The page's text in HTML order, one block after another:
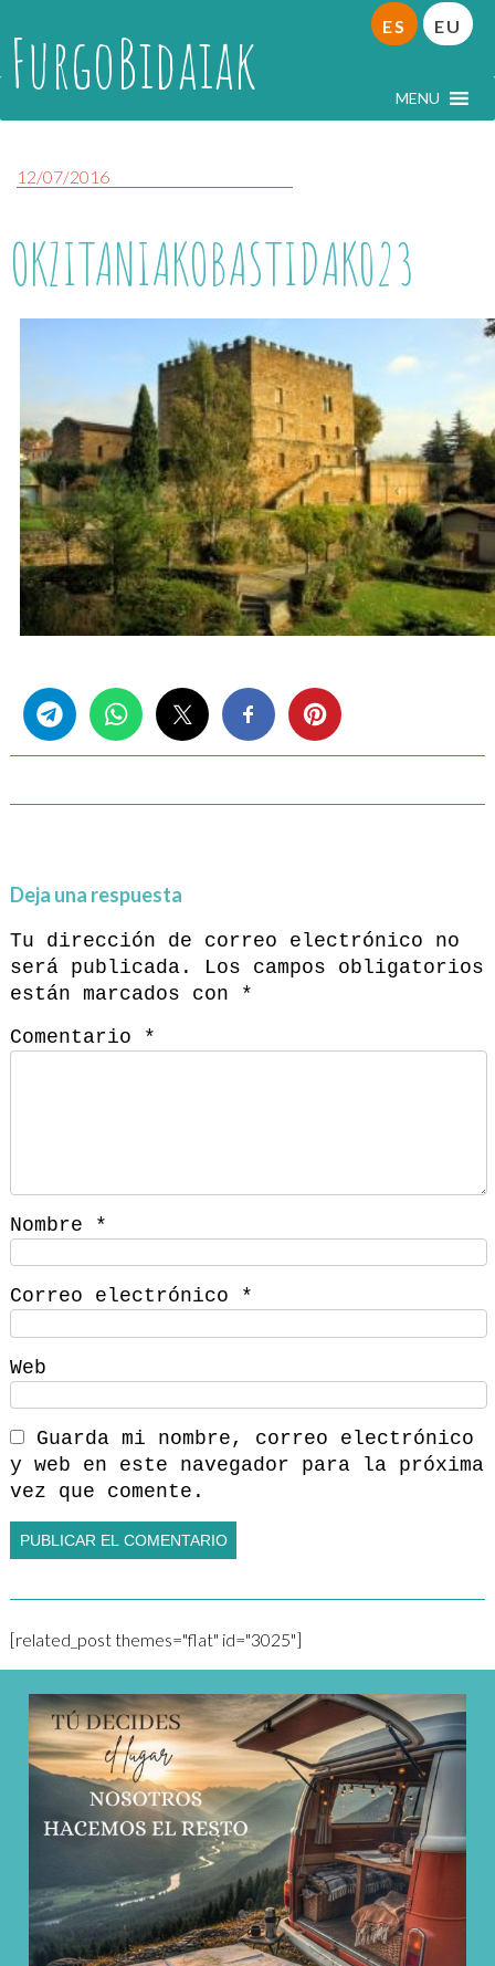
FurgoBidaiak MENU
ES EU
12/07/2016
OKZITANIAKOBASTIDAK023
Deja una respuesta
Tu dirección de correo electrónico no
será publicada.
Los campos obligatorios
están marcados con
*
Comentario
*
Nombre *
Correo electrónico *
Web
Guarda mi nombre, correo electrónico
y web en este navegador para la próxima
vez que comente.
[related_post themes="flat" id="3025"]